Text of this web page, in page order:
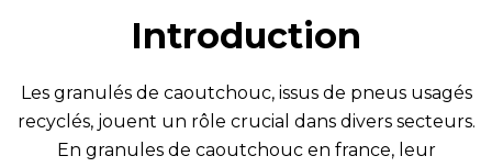
Introduction
Les granulés de caoutchouc, issus de pneus usagés
recyclés, jouent un rôle crucial dans divers secteurs.
En granules de caoutchouc en france, leur